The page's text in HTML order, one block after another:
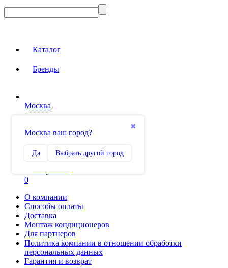
Каталог
Бренды
Москва
✖
Москва ваш город?
Да Выбрать другой город
Сравнение
0
О компании
Способы оплаты
Доставка
Монтаж кондиционеров
Для партнеров
Политика компании в отношении обработки
персональных данных
Гарантия и возврат